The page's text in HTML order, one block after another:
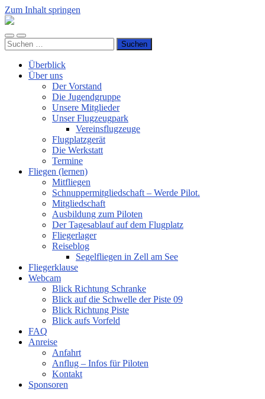
Zum Inhalt springen
Luftsportverein
e.V.
Mobile-
Menü
Suchfeld
ein-/ausblenden
Suchen
nach:
Überblick
Über uns
Der Vorstand
Die Jugendgruppe
Unsere Mitglieder
Unser Flugzeugpark
Vereinsflugzeuge
Flugplatzgerät
Die Werkstatt
Termine
Fliegen (lernen)
Mitfliegen
Schnuppermitgliedschaft – Werde Pilot.
Mitgliedschaft
Ausbildung zum Piloten
Der Tagesablauf auf dem Flugplatz
Fliegerlager
Reiseblog
Segelfliegen in Zell am See
Fliegerklause
Webcam
Blick Richtung Schranke
Blick auf die Schwelle der Piste 09
Blick Richtung Piste
Blick aufs Vorfeld
FAQ
Anreise
Anfahrt
Anflug – Infos für Piloten
Kontakt
Sponsoren